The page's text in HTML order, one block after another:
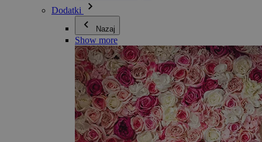
Dodatki
Nazaj
Show more